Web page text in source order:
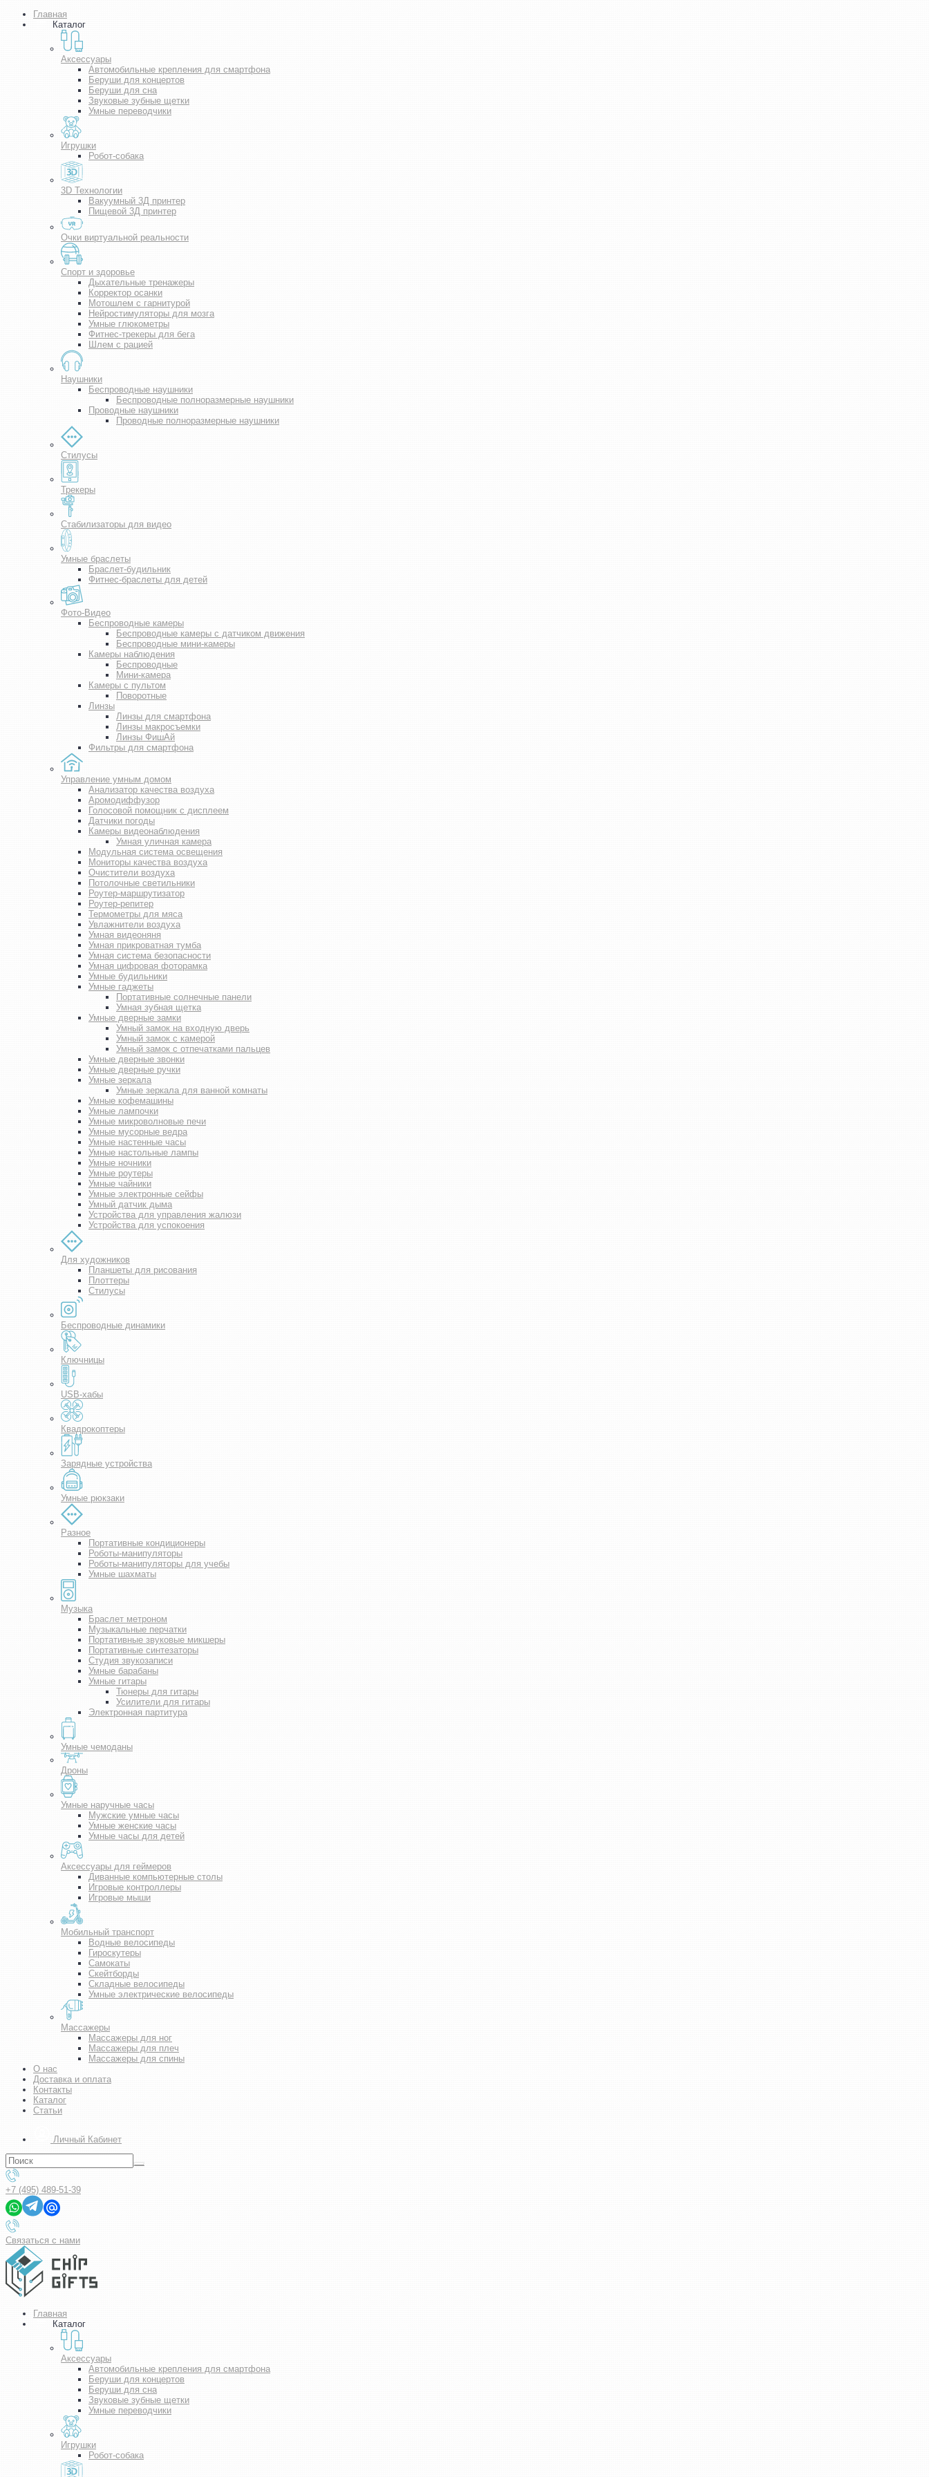
Главная
Каталог
Аксессуары
Автомобильные крепления для смартфона
Беруши для концертов
Беруши для сна
Звуковые зубные щетки
Умные переводчики
Игрушки
Робот-собака
3D Технологии
Вакуумный 3Д принтер
Пищевой 3Д принтер
Очки виртуальной реальности
Спорт и здоровье
Дыхательные тренажеры
Корректор осанки
Мотошлем с гарнитурой
Нейростимуляторы для мозга
Умные глюкометры
Фитнес-трекеры для бега
Шлем с рацией
Наушники
Беспроводные наушники
Беспроводные полноразмерные наушники
Проводные наушники
Проводные полноразмерные наушники
Стилусы
Трекеры
Стабилизаторы для видео
Умные браслеты
Браслет-будильник
Фитнес-браслеты для детей
Фото-Видео
Беспроводные камеры
Беспроводные камеры с датчиком движения
Беспроводные мини-камеры
Камеры наблюдения
Беспроводные
Мини-камера
Камеры с пультом
Поворотные
Линзы
Линзы для смартфона
Линзы макросъемки
Линзы ФишАй
Фильтры для смартфона
Управление умным домом
Анализатор качества воздуха
Аромодиффузор
Голосовой помощник с дисплеем
Датчики погоды
Камеры видеонаблюдения
Умная уличная камера
Модульная система освещения
Мониторы качества воздуха
Очистители воздуха
Потолочные светильники
Роутер-маршрутизатор
Роутер-репитер
Термометры для мяса
Увлажнители воздуха
Умная видеоняня
Умная прикроватная тумба
Умная система безопасности
Умная цифровая фоторамка
Умные будильники
Умные гаджеты
Портативные солнечные панели
Умная зубная щетка
Умные дверные замки
Умный замок на входную дверь
Умный замок с камерой
Умный замок с отпечатками пальцев
Умные дверные звонки
Умные дверные ручки
Умные зеркала
Умные зеркала для ванной комнаты
Умные кофемашины
Умные лампочки
Умные микроволновые печи
Умные мусорные ведра
Умные настенные часы
Умные настольные лампы
Умные ночники
Умные роутеры
Умные чайники
Умные электронные сейфы
Умный датчик дыма
Устройства для управления жалюзи
Устройства для успокоения
Для художников
Планшеты для рисования
Плоттеры
Стилусы
Беспроводные динамики
Ключницы
USB-хабы
Квадрокоптеры
Зарядные устройства
Умные рюкзаки
Разное
Портативные кондиционеры
Роботы-манипуляторы
Роботы-манипуляторы для учебы
Умные шахматы
Музыка
Браслет метроном
Музыкальные перчатки
Портативные звуковые микшеры
Портативные синтезаторы
Студия звукозаписи
Умные барабаны
Умные гитары
Тюнеры для гитары
Усилители для гитары
Электронная партитура
Умные чемоданы
Дроны
Умные наручные часы
Мужские умные часы
Умные женские часы
Умные часы для детей
Аксессуары для геймеров
Диванные компьютерные столы
Игровые контроллеры
Игровые мыши
Мобильный транспорт
Водные велосипеды
Гироскутеры
Самокаты
Скейтборды
Складные велосипеды
Умные электрические велосипеды
Массажеры
Массажеры для ног
Массажеры для плеч
Массажеры для спины
О нас
Доставка и оплата
Контакты
Каталог
Статьи
Личный Кабинет
+7 (495) 489-51-39
Связаться с нами
Главная
Каталог
Аксессуары
Автомобильные крепления для смартфона
Беруши для концертов
Беруши для сна
Звуковые зубные щетки
Умные переводчики
Игрушки
Робот-собака